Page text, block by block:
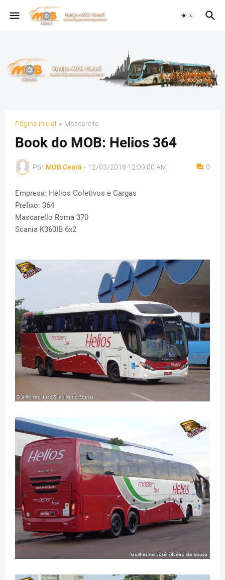
Página inicial Mascarello
Book do MOB: Helios 364
Por MOB Ceará - 12/03/2016 12:00:00 AM 0
Empresa: Helios Coletivos e Cargas
Prefixo: 364
Mascarello Roma 370
Scania K360IB 6x2